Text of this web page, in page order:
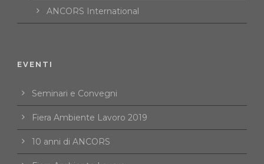
ANCORS International
EVENTI
Seminari e Convegni
Fiera Ambiente Lavoro 2019
10 anni di ANCORS